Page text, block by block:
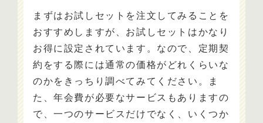
まずはお試しセットを注文してみることを
おすすめしますが、お試しセットはかなり
お得に設定されています。なので、定期契
約をする際には通常の価格がどれくらいな
のかをきっちり調べてみてください。ま
た、年会費が必要なサービスもありますの
で、一つのサービスだけでなく、いくつか